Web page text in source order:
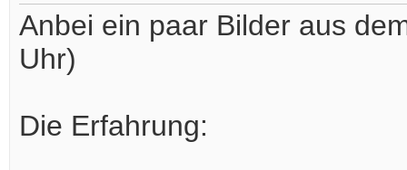
Anbei ein paar Bilder aus
Uhr)
Die Erfahrung: